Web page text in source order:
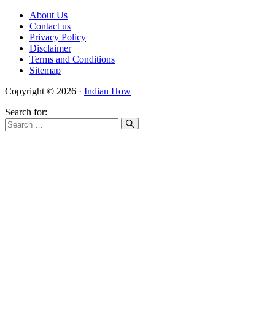
About Us
Contact us
Privacy Policy
Disclaimer
Terms and Conditions
Sitemap
Copyright © 2026 · Indian How
Search for: